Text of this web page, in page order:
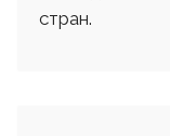
стран.